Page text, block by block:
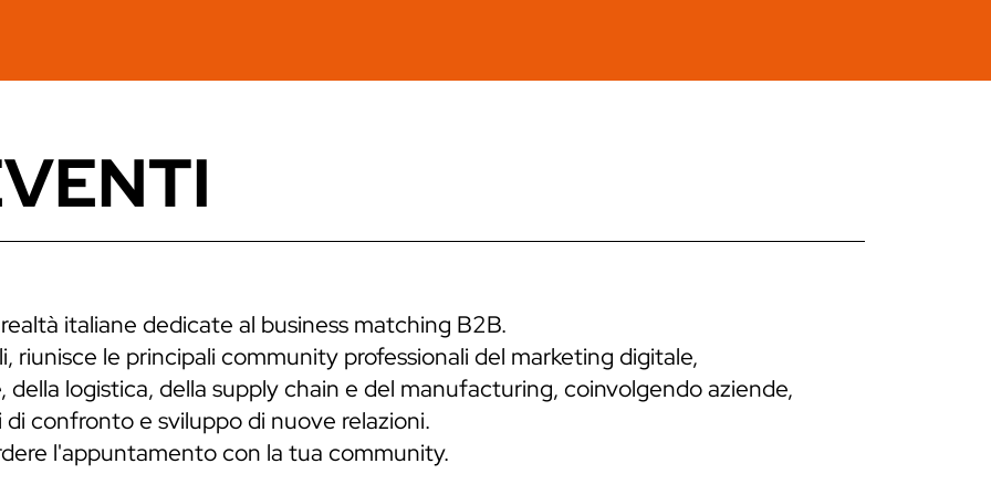
italiane dedicate al business matching B2B.
riunisce le principali community professionali del marketing digitale,
logistica, della supply chain e del manufacturing, coinvolgendo aziende,
confronto e sviluppo di nuove relazioni.
l'appuntamento con la tua community.